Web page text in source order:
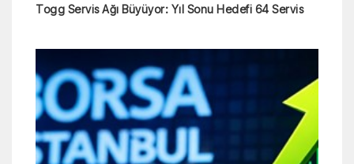
Togg Servis Ağı Büyüyor: Yıl Sonu Hedefi 64 Servis